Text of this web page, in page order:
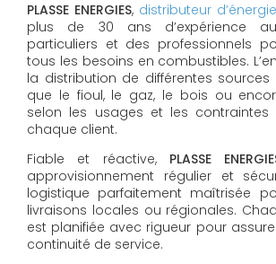
PLASSE ENERGIES, distributeur
plus de 30 ans d’expérience
particuliers et des professionnels
tous les besoins en combustibles.
la distribution de différentes sources
que le fioul, le gaz, le bois ou
selon les usages et les contraintes
chaque client.
Fiable et réactive, PLASSE
approvisionnement régulier et
logistique parfaitement maîtrisée
livraisons locales ou régionales.
est planifiée avec rigueur pour
continuité de service.